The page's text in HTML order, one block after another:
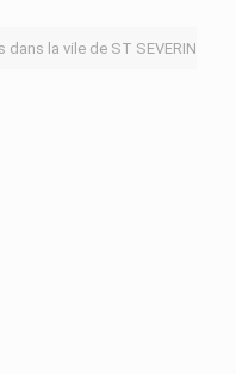
la vile de ST SEVERIN